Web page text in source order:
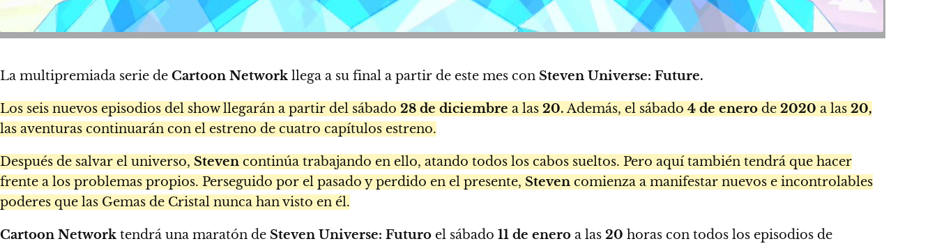
La multipremiada serie de Cartoon Network llega a su final a partir de este mes con Steven Universe: Future.
Los seis nuevos episodios del show llegarán a partir del sábado 28 de diciembre a las 20. Además, el sábado 4 de enero de 2020 a las 20,
las aventuras continuarán con el estreno de cuatro capítulos estreno.
Después de salvar el universo, Steven continúa trabajando en ello, atando todos los cabos sueltos. Pero aquí también tendrá que hacer
frente a los problemas propios. Perseguido por el pasado y perdido en el presente, Steven comienza a manifestar nuevos e incontrolables
poderes que las Gemas de Cristal nunca han visto en él.
Cartoon Network tendrá una maratón de Steven Universe: Futuro el sábado 11 de enero a las 20 horas con todos los episodios de